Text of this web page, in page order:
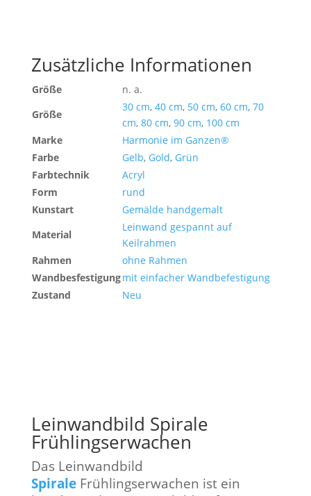
Zusätzliche Informationen
Größe
n. a.
Größe
30 cm, 40 cm, 50 cm, 60 cm, 70
cm, 80 cm, 90 cm, 100 cm
Marke
Harmonie im Ganzen®
Farbe
Gelb, Gold, Grün
Farbtechnik
Acryl
Form
rund
Kunstart
Gemälde handgemalt
Material
Leinwand gespannt auf
Keilrahmen
Rahmen
ohne Rahmen
Wandbesfestigungmit einfacher Wandbefestigung
Zustand
Neu
Leinwandbild Spirale
Frühlingserwachen
Das Leinwandbild
SpiraleFrühlingserwachen ist ein